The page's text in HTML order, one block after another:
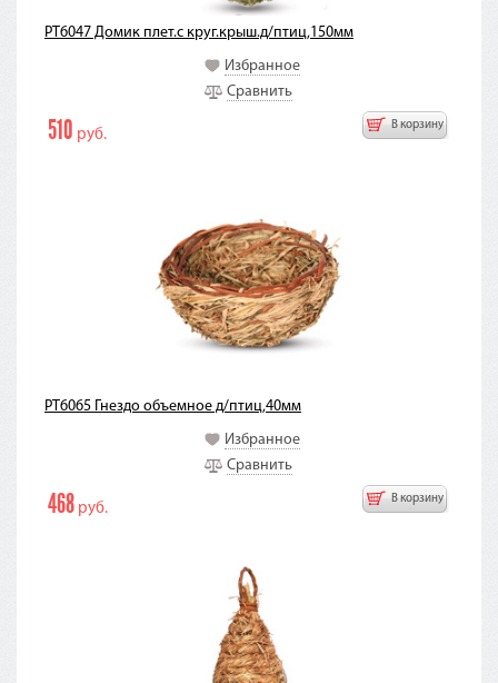
PT6047 Домик плет.с круг.крыш.д/птиц,150мм
Избранное
Сравнить
В корзину
510 руб.
PT6065 Гнездо объемное д/птиц,40мм
Избранное
Сравнить
В корзину
468 руб.